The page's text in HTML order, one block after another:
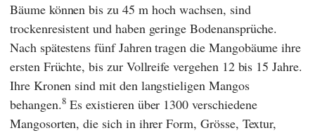
Bäume können bis zu 45 m hoch wachsen, sind
trockenresistent und haben geringe Bodenansprüche.
Nach spätestens fünf Jahren tragen die Mangobäume ihre
ersten Früchte, bis zur Vollreife vergehen 12 bis 15 Jahre.
Ihre Kronen sind mit den langstieligen Mangos
behangen.8 Es existieren über 1300 verschiedene
Mangosorten, die sich in ihrer Form, Grösse, Textur,